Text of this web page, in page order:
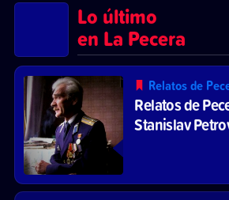
Lo último
en La Pecera
Relatos de
Relatos de
Stanislav